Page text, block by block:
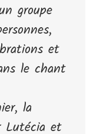
groupe
et
le chant
la
Lutécia et